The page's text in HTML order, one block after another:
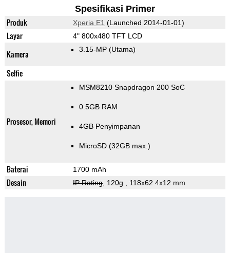
Spesifikasi Primer
Produk Xperia E1 (Launched 2014-01-01)
Layar 4" 800x480 TFT LCD
Kamera 3.15-MP (Utama)
Selfie
Prosesor, Memori
MSM8210 Snapdragon 200 SoC
0.5GB RAM
4GB Penyimpanan
MicroSD (32GB max.)
Baterai 1700 mAh
Desain IP Rating, 120g , 118x62.4x12 mm